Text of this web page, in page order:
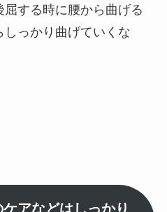
屈する時に腰から曲げる
っかり曲げていくな
アなどはしっかり